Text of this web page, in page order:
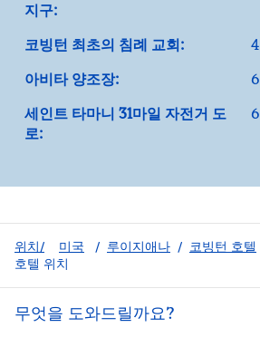
지구:
코빙턴 최초의 침례 교회:
아비타 양조장:
세인트 타마니 31마일 자전거 도
로:
위치/ 미국 / 루이지애나 / 코빙턴 호텔
호텔 위치
무엇을 도와드릴까요?